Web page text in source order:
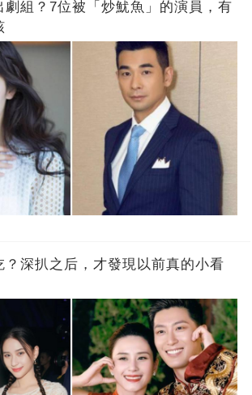
劇組？7位被「炒魷魚」的演員，有
？深扒之后，才發現以前真的小看